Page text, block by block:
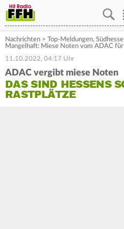
Nachrichten > Top-Meldungen,
Mangelhaft: Miese Noten vom ADAC
11.10.2022, 04:17 Uhr
ADAC vergibt miese Noten
DAS SIND HESSENS
RASTPLÄTZE